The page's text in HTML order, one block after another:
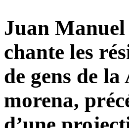
Juan Manuel
chante les
de gens de
morena,